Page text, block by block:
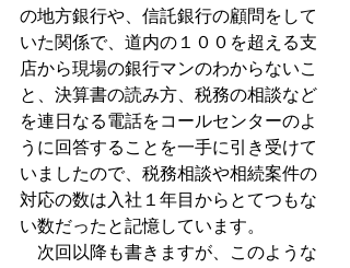
の地方銀行や、信託銀行の顧問をして
いた関係で、道内の１００を超える支
店から現場の銀行マンのわからないこ
と、決算書の読み方、税務の相談など
を連日なる電話をコールセンターのよ
うに回答することを一手に引き受けて
いましたので、税務相談や相続案件の
対応の数は入社１年目からとてつもな
い数だったと記憶しています。
次回以降も書きますが、このような